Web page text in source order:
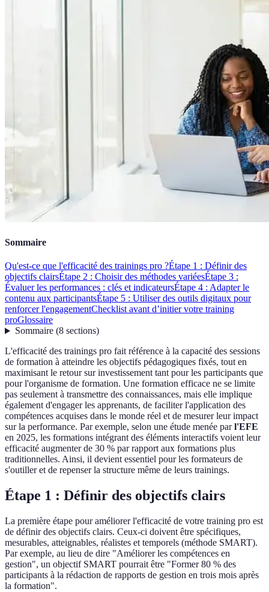
Sommaire
Qu'est-ce que l'efficacité des trainings pro ?Étape 1 : Définir des
objectifs clairsÉtape 2 : Choisir des méthodes variéesÉtape 3 :
Évaluer les performances : clés et indicateursÉtape 4 : Adapter le
contenu aux participantsÉtape 5 : Utiliser des outils digitaux pour
renforcer l'engagementChecklist avant d’initier votre training
proGlossaire
Sommaire(8 sections)
L'efficacité des trainings pro fait référence à la capacité des sessions
de formation à atteindre les objectifs pédagogiques fixés, tout en
maximisant le retour sur investissement tant pour les participants que
pour l'organisme de formation. Une formation efficace ne se limite
pas seulement à transmettre des connaissances, mais elle implique
également d'engager les apprenants, de faciliter l'application des
compétences acquises dans le monde réel et de mesurer leur impact
sur la performance. Par exemple, selon une étude menée parl'EFE
en 2025, les formations intégrant des éléments interactifs voient leur
efficacité augmenter de 30 % par rapport aux formations plus
traditionnelles. Ainsi, il devient essentiel pour les formateurs de
s'outiller et de repenser la structure même de leurs trainings.
Étape 1 : Définir des objectifs clairs
La première étape pour améliorer l'efficacité de votre training pro est
de définir des objectifs clairs. Ceux-ci doivent être spécifiques,
mesurables, atteignables, réalistes et temporels (méthode SMART).
Par exemple, au lieu de dire "Améliorer les compétences en
gestion", un objectif SMART pourrait être "Former 80 % des
participants à la rédaction de rapports de gestion en trois mois après
la formation".